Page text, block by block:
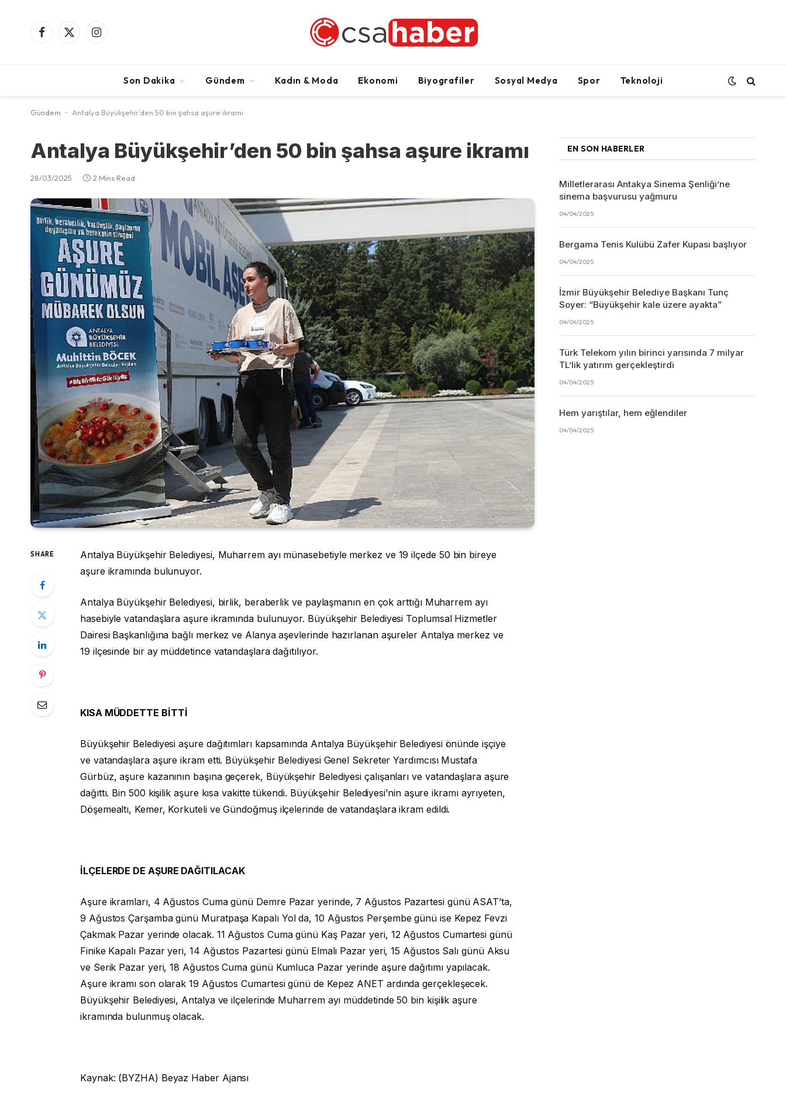
Facebook
X
Instagram
Son Dakika Gündem Kadın & Moda Ekonomi Biyografiler Sosyal Medya Spor Teknoloji
Gündem - Antalya Büyükşehir’den 50 bin şahsa aşure ikramı
Antalya Büyükşehir’den 50 bin şahsa aşure ikramı
28/03/2025 2 Mins Read
SHARE
Antalya Büyükşehir Belediyesi, Muharrem ayı münasebetiyle merkez ve 19 ilçede 50 bin bireye
aşure ikramında bulunuyor.
Antalya Büyükşehir Belediyesi, birlik, beraberlik ve paylaşmanın en çok arttığı Muharrem ayı
hasebiyle vatandaşlara aşure ikramında bulunuyor. Büyükşehir Belediyesi Toplumsal Hizmetler
Dairesi Başkanlığına bağlı merkez ve Alanya aşevlerinde hazırlanan aşureler Antalya merkez ve
19 ilçesinde bir ay müddetince vatandaşlara dağıtılıyor.
KISA MÜDDETTE BİTTİ
Büyükşehir Belediyesi aşure dağıtımları kapsamında Antalya Büyükşehir Belediyesi önünde işçiye
ve vatandaşlara aşure ikram etti. Büyükşehir Belediyesi Genel Sekreter Yardımcısı Mustafa
Gürbüz, aşure kazanının başına geçerek, Büyükşehir Belediyesi çalışanları ve vatandaşlara aşure
dağıttı. Bin 500 kişilik aşure kısa vakitte tükendi. Büyükşehir Belediyesi’nin aşure ikramı ayrıyeten,
Döşemealtı, Kemer, Korkuteli ve Gündoğmuş ilçelerinde de vatandaşlara ikram edildi.
İLÇELERDE DE AŞURE DAĞITILACAK
Aşure ikramları, 4 Ağustos Cuma günü Demre Pazar yerinde, 7 Ağustos Pazartesi günü ASAT’ta,
9 Ağustos Çarşamba günü Muratpaşa Kapalı Yol da, 10 Ağustos Perşembe günü ise Kepez Fevzi
Çakmak Pazar yerinde olacak. 11 Ağustos Cuma günü Kaş Pazar yeri, 12 Ağustos Cumartesi günü
Finike Kapalı Pazar yeri, 14 Ağustos Pazartesi günü Elmalı Pazar yeri, 15 Ağustos Salı günü Aksu
ve Serik Pazar yeri, 18 Ağustos Cuma günü Kumluca Pazar yerinde aşure dağıtımı yapılacak.
Aşure ikramı son olarak 19 Ağustos Cumartesi günü de Kepez ANET ardında gerçekleşecek.
Büyükşehir Belediyesi, Antalya ve ilçelerinde Muharrem ayı müddetinde 50 bin kişilik aşure
ikramında bulunmuş olacak.
Kaynak: (BYZHA) Beyaz Haber Ajansı
EN SON HABERLER
Milletlerarası Antakya Sinema Şenliği’ne
sinema başvurusu yağmuru
04/04/2025
Bergama Tenis Kulübü Zafer Kupası başlıyor
04/04/2025
İzmir Büyükşehir Belediye Başkanı Tunç
Soyer: “Büyükşehir kale üzere ayakta”
04/04/2025
Türk Telekom yılın birinci yarısında 7 milyar
TL’lik yatırım gerçekleştirdi
04/04/2025
Hem yarıştılar, hem eğlendiler
04/04/2025